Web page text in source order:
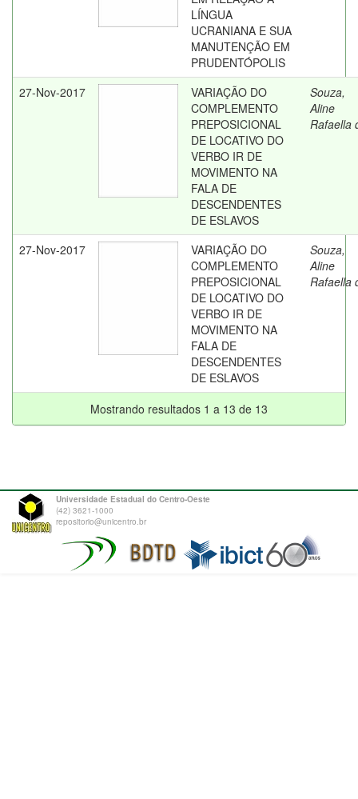
LÍNGUA
UCRANIANA E SUA
MANUTENÇÃO EM
PRUDENTÓPOLIS
27-Nov-2017
VARIAÇÃO DO
COMPLEMENTO
PREPOSICIONAL
DE LOCATIVO DO
VERBO IR DE
MOVIMENTO NA
FALA DE
DESCENDENTES
DE ESLAVOS
Souza,
Aline
Rafaella
27-Nov-2017
VARIAÇÃO DO
COMPLEMENTO
PREPOSICIONAL
DE LOCATIVO DO
VERBO IR DE
MOVIMENTO NA
FALA DE
DESCENDENTES
DE ESLAVOS
Souza,
Aline
Rafaella
Mostrando resultados 1 a 13 de 13
Universidade Estadual do Centro-Oeste
(42) 3621-1000
repositorio@unicentro.br